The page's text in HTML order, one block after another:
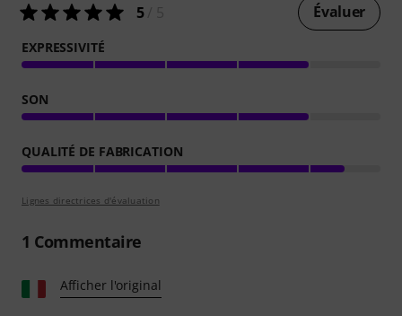
5/ 5 Évaluer
EXPRESSIVITÉ
SON
QUALITÉ DE FABRICATION
Lignes directrices d'évaluation
1 Commentaire
Afficher l'original